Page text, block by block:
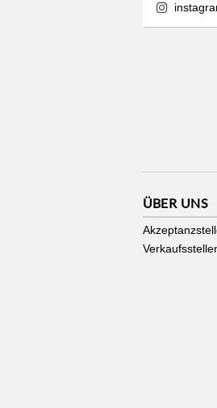
ÜBER UNS